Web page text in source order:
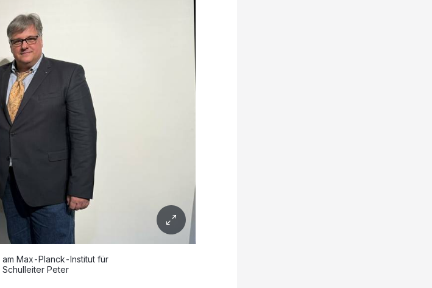
Max-Planck-Institut für
Peter